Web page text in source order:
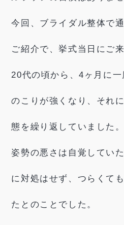
今回、ブライダル整体で
ご紹介で、挙式当日にご来
20代の頃から、4ヶ月に
のこりが強くなり、それ
態を繰り返していました。
姿勢の悪さは自覚してい
に対処はせず、つらくて
たとのことでした。